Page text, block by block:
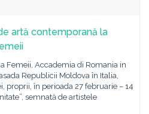
artă contemporană la
Femeii, Accademia di Romania in
Republicii Moldova în Italia,
proprii, în perioada 27 februarie – 14
semnată de artistele